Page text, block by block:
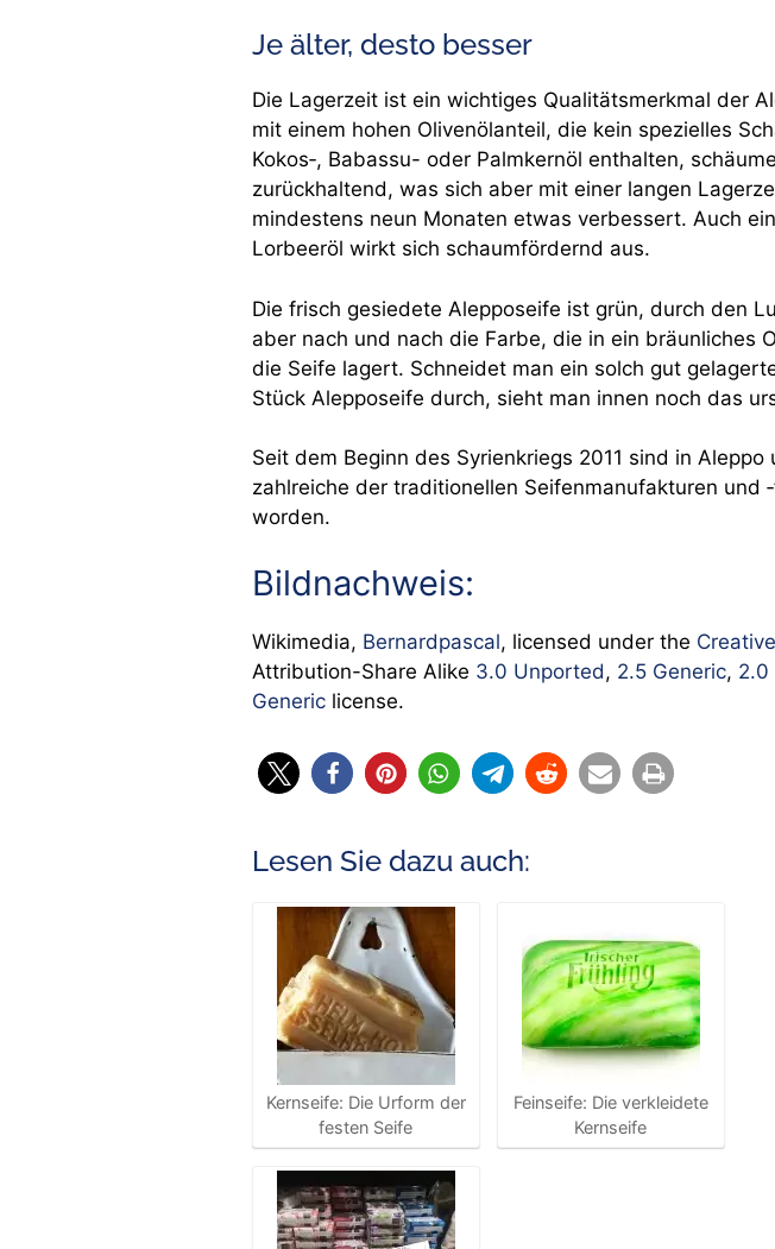
Je älter, desto besser
Die Lagerzeit ist ein wichtiges Qualitätsmerkmal der
mit einem hohen Olivenölanteil, die kein spezielles
Kokos‑, Babassu- oder Palmkernöl enthalten,
zurückhaltend, was sich aber mit einer langen
mindestens neun Monaten etwas verbessert. Auch
Lorbeeröl wirkt sich schaumfördernd aus.
Die frisch gesiedete Alepposeife ist grün, durch den
aber nach und nach die Farbe, die in ein bräunliches
die Seife lagert. Schneidet man ein solch gut
Stück Alepposeife durch, sieht man innen noch das
Seit dem Beginn des Syrienkriegs 2011 sind in Aleppo
zahlreiche der traditionellen Seifenmanufakturen und
worden.
Bildnachweis:
Wikimedia, Bernardpascal, licensed under the
Attribution-Share Alike 3.0 Unported, 2.5 Generic, 2.0
Generic license.
Lesen Sie dazu auch:
Kernseife: Die Urform der
festen Seife
Feinseife: Die verkleidete
Kernseife